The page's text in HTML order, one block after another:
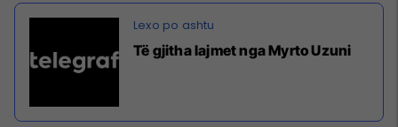
Të gjitha lajmet nga Myrto Uzuni